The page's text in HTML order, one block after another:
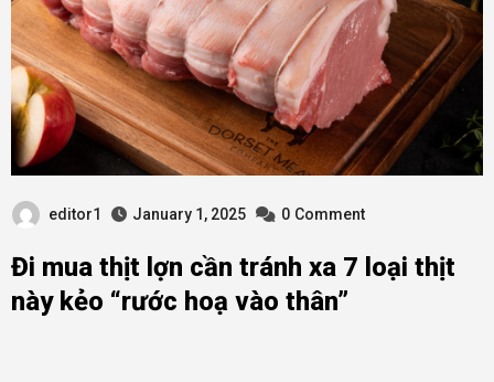
editor1 January 1, 2025 0 Comment
Đi mua thịt lợn cần tránh xa 7 loại thịt
này kẻo “rước hoạ vào thân”